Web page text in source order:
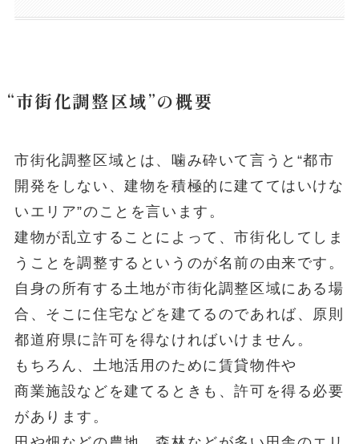
“市街化調整区域”の概要
市街化調整区域とは、噛み砕いて言うと“都市
開発をしない、建物を積極的に建ててはいけな
いエリア”のことを言います。
建物が乱立することによって、市街化してしま
うことを調整するというのが名前の由来です。
自身の所有する土地が市街化調整区域にある場
合、そこに住宅などを建てるのであれば、原則
都道府県に許可を得なければいけません。
もちろん、土地活用のために賃貸物件や
商業施設などを建てるときも、許可を得る必要
があります。